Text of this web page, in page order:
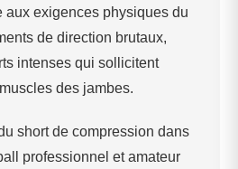
aux exigences physiques du
de direction brutaux,
intenses qui sollicitent
des jambes.
short de compression dans
professionnel et amateur